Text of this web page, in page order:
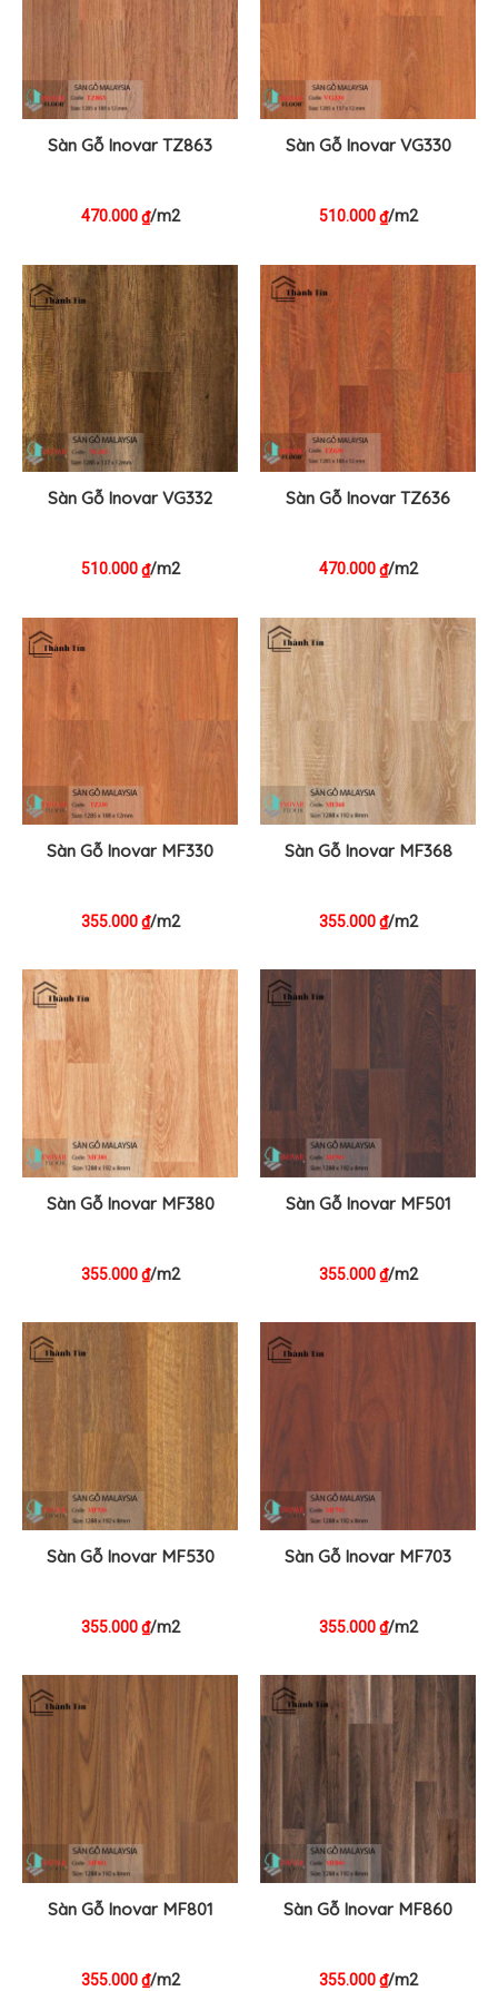
Sàn Gỗ Inovar TZ863
470.000₫/m2
Sàn Gỗ Inovar VG330
510.000₫/m2
Sàn Gỗ Inovar VG332
510.000₫/m2
Sàn Gỗ Inovar TZ636
470.000₫/m2
Sàn Gỗ Inovar MF330
355.000₫/m2
Sàn Gỗ Inovar MF368
355.000₫/m2
Sàn Gỗ Inovar MF380
355.000₫/m2
Sàn Gỗ Inovar MF501
355.000₫/m2
Sàn Gỗ Inovar MF530
355.000₫/m2
Sàn Gỗ Inovar MF703
355.000₫/m2
Sàn Gỗ Inovar MF801
355.000₫/m2
Sàn Gỗ Inovar MF860
355.000₫/m2